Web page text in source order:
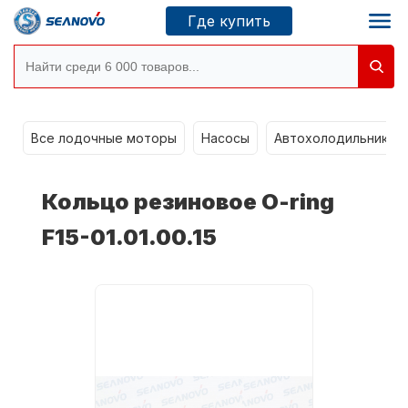
Где купить
Новосибирск
Моторы SEANOVO
Все лодочные моторы Насосы Автохолодильники
Кольцо резиновое O-ring
F15-01.01.00.15